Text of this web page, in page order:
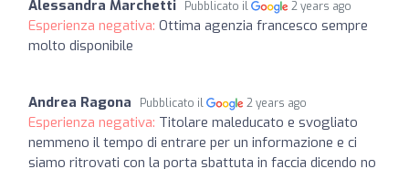
Alessandra Marchetti Pubblicato il 2 years ago
Esperienza negativa: Ottima agenzia francesco sempre
molto disponibile
Andrea Ragona Pubblicato il 2 years ago
Esperienza negativa: Titolare maleducato e svogliato
nemmeno il tempo di entrare per un informazione e ci
siamo ritrovati con la porta sbattuta in faccia dicendo no